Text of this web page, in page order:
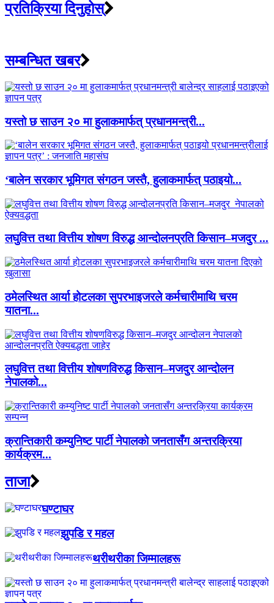
प्रतिक्रिया दिनुहोस्
सम्बन्धित खबर
यस्तो छ साउन २० मा हुलाकमार्फत् प्रधानमन्त्री...
‘बालेन सरकार भूमिगत संगठन जस्तै, हुलाकमार्फत् पठाइयो...
लघुवित्त तथा वित्तीय शोषण विरुद्ध आन्दोलनप्रति किसान–मजदुर ...
ठमेलस्थित आर्या होटलका सुपरभाइजरले कर्मचारीमाथि चरम
यातना...
लघुवित्त तथा वित्तीय शोषणविरुद्ध किसान–मजदुर आन्दोलन
नेपालको...
क्रान्तिकारी कम्युनिष्ट पार्टी नेपालको जनतासँग अन्तरक्रिया
कार्यक्रम...
ताजा
घण्टाघर
झुपडि र महल
थरीथरीका जिम्मालहरू